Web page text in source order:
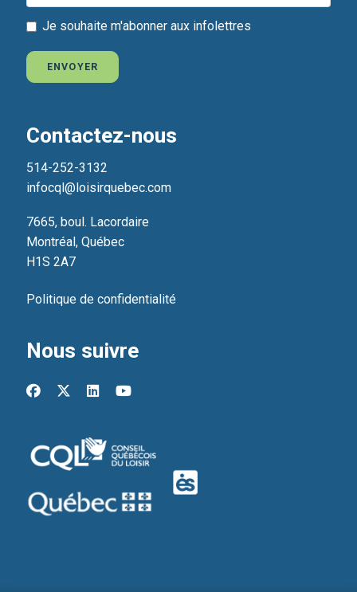
Nous suivre
facebookx-twitterlinkedinyoutube
Contactez-nous
514-252-3132
infocql@loisirquebec.com
7665, boul. Lacordaire
Montréal, Québec
H1S 2A7
Politique de confidentialité
Je souhaite m'abonner aux infolettres
ENVOYER